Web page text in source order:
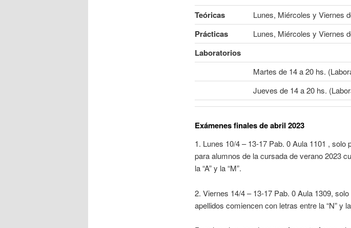
Teóricas
Lunes, Miércoles y Viernes
Prácticas Lunes, Miércoles y Viernes
Laboratorios
Martes de 14 a 20 hs.
Jueves de 14 a 20 hs.
Exámenes finales de abril 2023
1. Lunes 10/4 – 13-17 Pab. 0 Aula 1101 ,
para alumnos de la cursada de verano 2023
la “A” y la “M”.
2. Viernes 14/4 – 13-17 Pab. 0 Aula 1309,
apellidos comiencen con letras entre la “N” y la